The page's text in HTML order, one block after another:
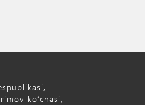
ko‘chasi,